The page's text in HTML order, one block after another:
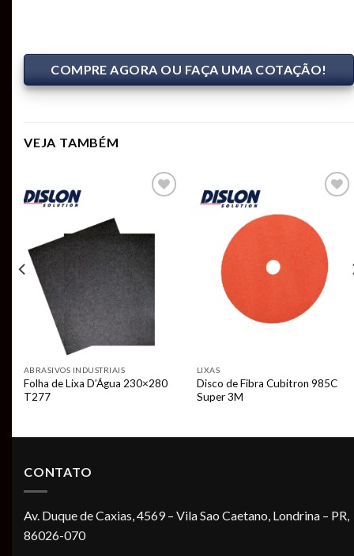
COMPRE AGORA OU FAÇA UMA COTAÇÃO!
VEJA TAMBÉM
Add to
ABRASIVOS INDUSTRIAIS
Folha de Lixa D’Água 230×280
T277
Add to
wishlist
LIXAS
Disco de Fibra Cubitron 985C
Super 3M
CONTATO
Av. Duque de Caxias, 4569 – Vila Sao Caetano, Londrina – PR,
86026-070